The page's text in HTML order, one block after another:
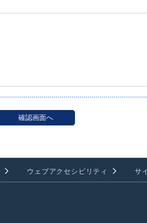
ウェブアクセシビリティ サ